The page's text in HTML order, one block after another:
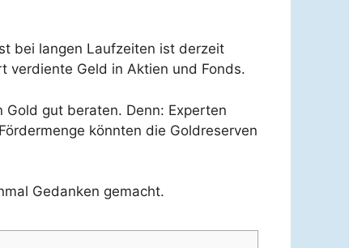
bei langen Laufzeiten ist derzeit
verdiente Geld in Aktien und Fonds.
gut beraten. Denn: Experten
könnten die Goldreserven
Gedanken gemacht.